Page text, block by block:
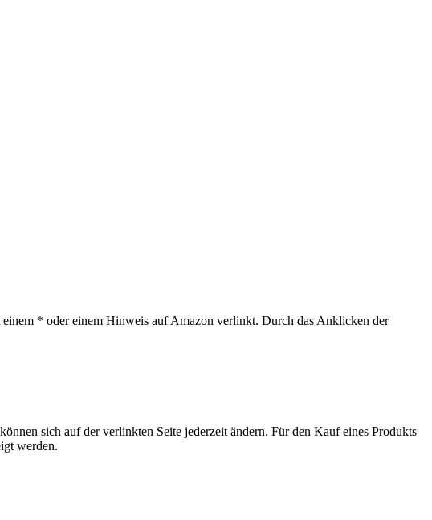
* oder einem Hinweis auf Amazon verlinkt. Durch das Anklicken der
sich auf der verlinkten Seite jederzeit ändern. Für den Kauf eines Produkts
werden.